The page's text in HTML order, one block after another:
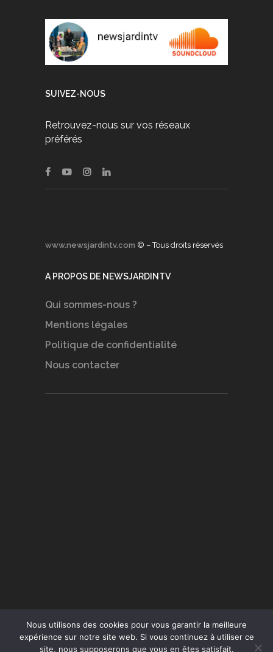
SUIVEZ-NOUS
Retrouvez-nous sur vos réseaux
préférés
www.newsjardintv.com © – Tous droits réservés
A PROPOS DE NEWSJARDINTV
Qui sommes-nous ?
Mentions légales
Politique de confidentialité
Nous contacter
Nous utilisons des cookies pour vous garantir la meilleure
expérience sur notre site web. Si vous continuez à utiliser ce
site, nous supposerons que vous en êtes satisfait.